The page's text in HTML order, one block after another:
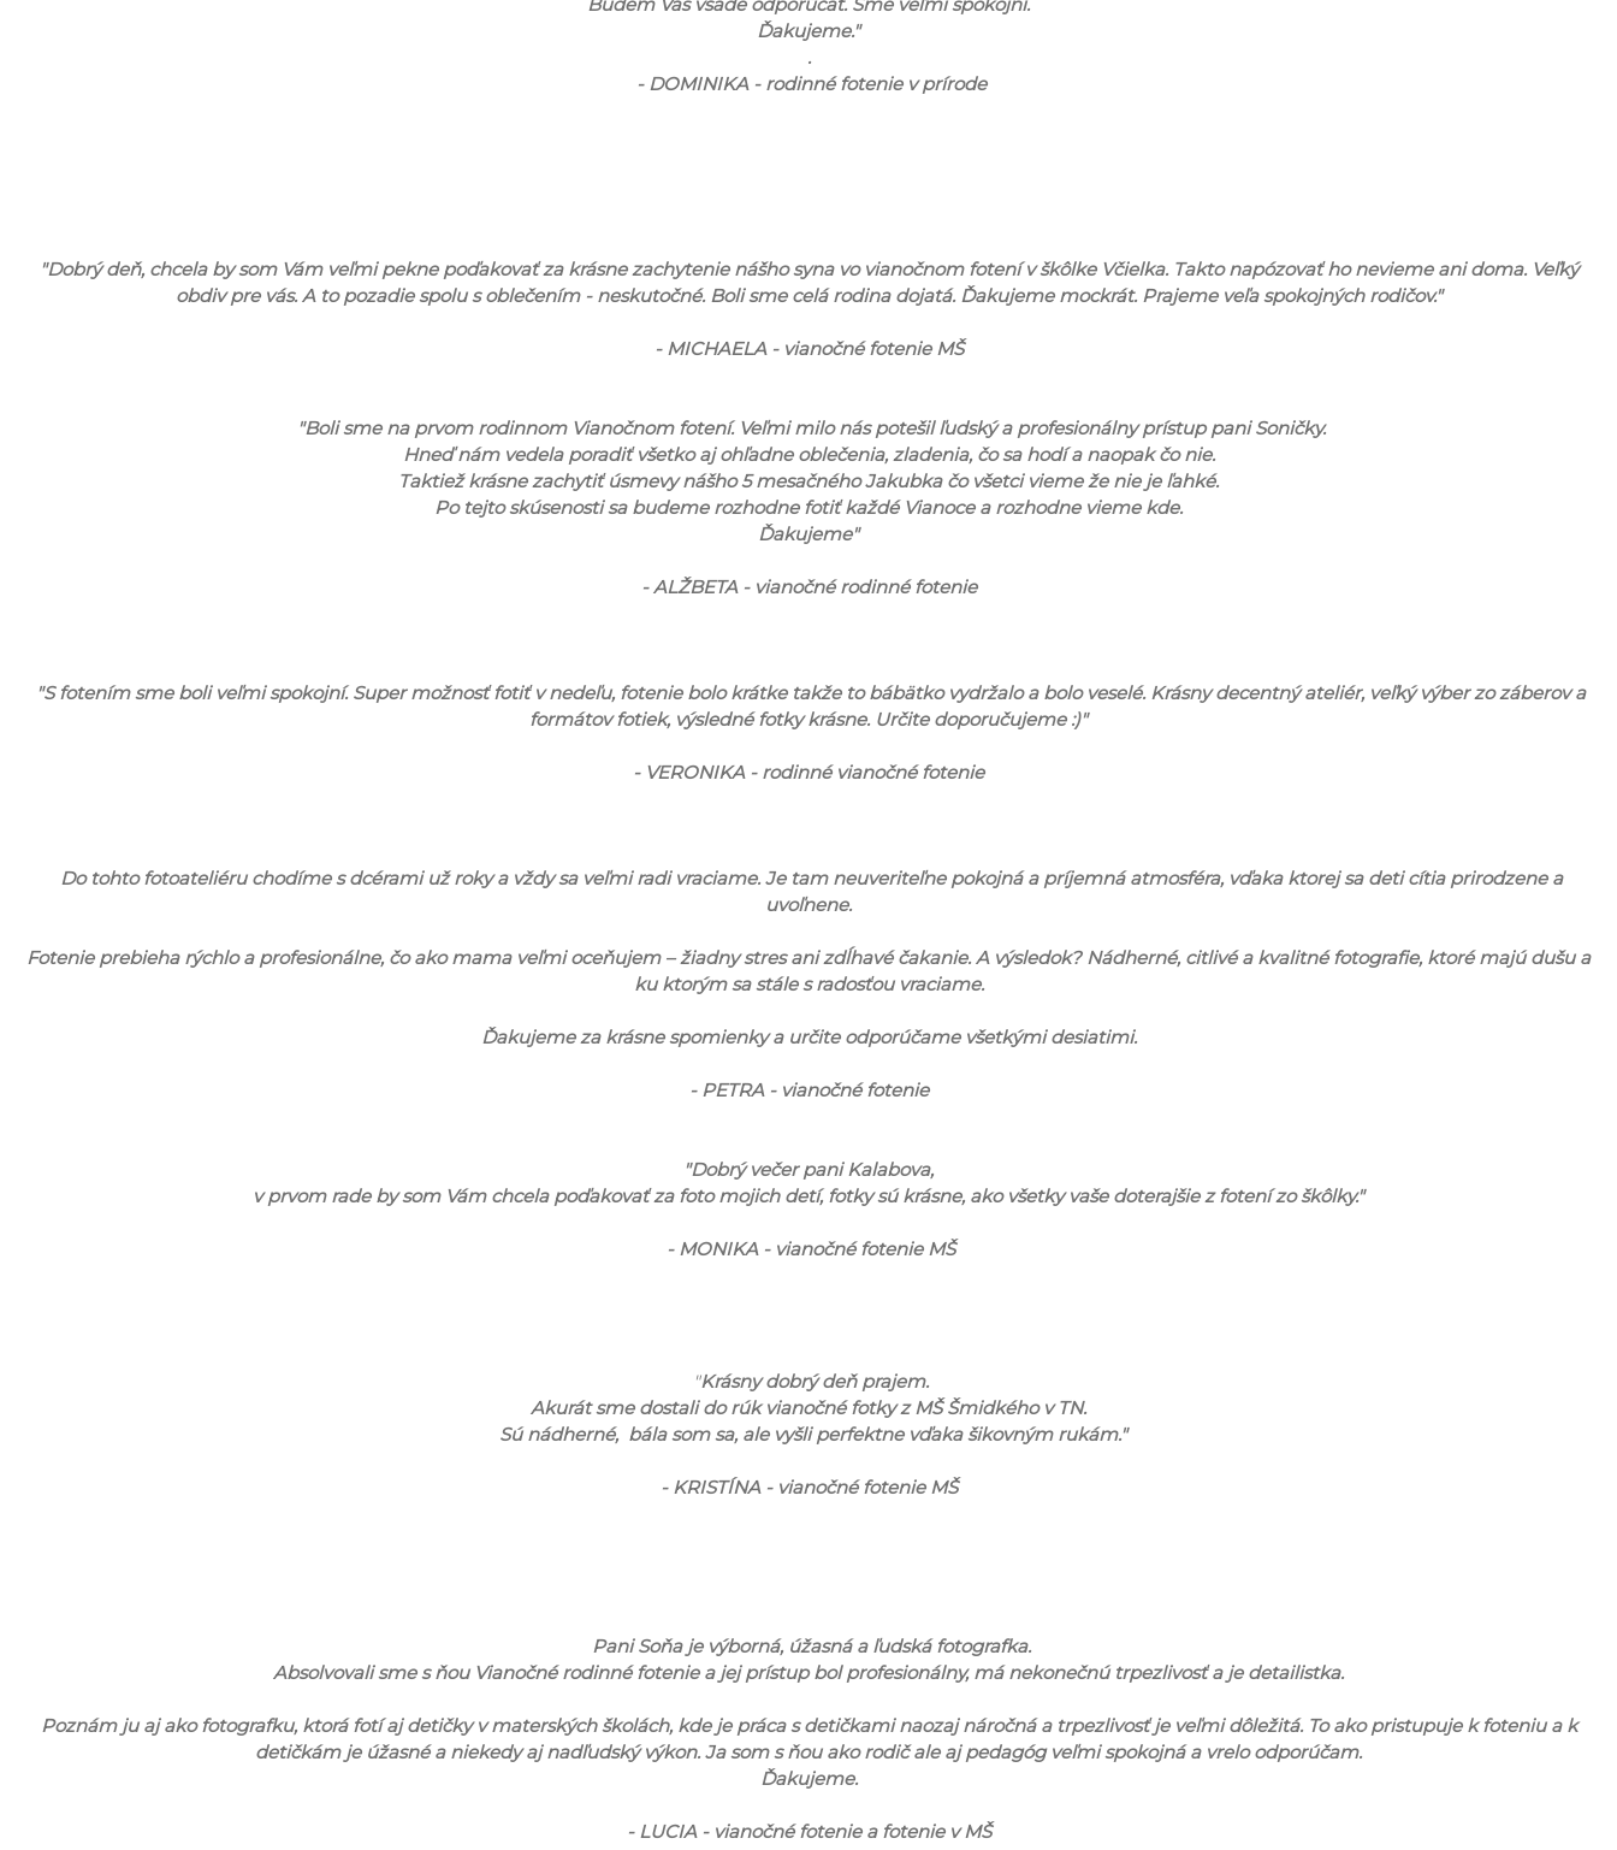
Ďakujeme."
.
- DOMINIKA - rodinné fotenie v prírode
"Dobrý deň, chcela by som Vám veľmi pekne poďakovať za krásne zachytenie nášho syna vo vianočnom fotení v škôlke Včielka. Takto napózovať ho nevieme ani doma. Veľký
obdiv pre vás. A to pozadie spolu s oblečením - neskutočné. Boli sme celá rodina dojatá. Ďakujeme mockrát. Prajeme veľa spokojných rodičov."
- MICHAELA - vianočné fotenie MŠ
"Boli sme na prvom rodinnom Vianočnom fotení. Veľmi milo nás potešil ľudský a profesionálny prístup pani Soničky.
Hneď nám vedela poradiť všetko aj ohľadne oblečenia, zladenia, čo sa hodí a naopak čo nie.
Taktiež krásne zachytiť úsmevy nášho 5 mesačného Jakubka čo všetci vieme že nie je ľahké.
Po tejto skúsenosti sa budeme rozhodne fotiť každé Vianoce a rozhodne vieme kde.
Ďakujeme"
- ALŽBETA - vianočné rodinné fotenie
"S fotením sme boli veľmi spokojní. Super možnosť fotiť v nedeľu, fotenie bolo krátke takže to bábätko vydržalo a bolo veselé. Krásny decentný ateliér, veľký výber zo záberov a
formátov fotiek, výsledné fotky krásne. Určite doporučujeme :)"
- VERONIKA - rodinné vianočné fotenie
Do tohto fotoateliéru chodíme s dcérami už roky a vždy sa veľmi radi vraciame. Je tam neuveriteľne pokojná a príjemná atmosféra, vďaka ktorej sa deti cítia prirodzene a
uvoľnene.
Fotenie prebieha rýchlo a profesionálne, čo ako mama veľmi oceňujem – žiadny stres ani zdĺhavé čakanie. A výsledok? Nádherné, citlivé a kvalitné fotografie, ktoré majú dušu a
ku ktorým sa stále s radosťou vraciame.
Ďakujeme za krásne spomienky a určite odporúčame všetkými desiatimi.
- PETRA - vianočné fotenie
"Dobrý večer pani Kalabova,
v prvom rade by som Vám chcela poďakovať za foto mojich detí, fotky sú krásne, ako všetky vaše doterajšie z fotení zo škôlky."
- MONIKA - vianočné fotenie MŠ
"Krásny dobrý deň prajem.
Akurát sme dostali do rúk vianočné fotky z MŠ Šmidkého v TN.
Sú nádherné, bála som sa, ale vyšli perfektne vďaka šikovným rukám."
- KRISTÍNA - vianočné fotenie MŠ
Pani Soňa je výborná, úžasná a ľudská fotografka.
Absolvovali sme s ňou Vianočné rodinné fotenie a jej prístup bol profesionálny, má nekonečnú trpezlivosť a je detailistka.
Poznám ju aj ako fotografku, ktorá fotí aj detičky v materských školách, kde je práca s detičkami naozaj náročná a trpezlivosť je veľmi dôležitá. To ako pristupuje k foteniu a k
detičkám je úžasné a niekedy aj nadľudský výkon. Ja som s ňou ako rodič ale aj pedagóg veľmi spokojná a vrelo odporúčam.
Ďakujeme.
- LUCIA - vianočné fotenie a fotenie v MŠ